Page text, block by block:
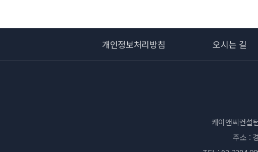
개인정보처리방침 오시는 길
케이앤씨컨설
주소 :